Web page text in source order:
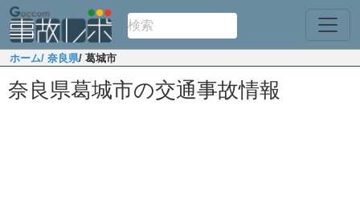
ホーム/ 奈良県/ 葛城市
奈良県葛城市の交通事故情報